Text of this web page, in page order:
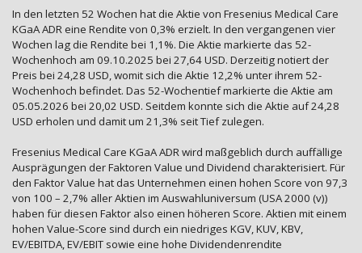
In den letzten 52 Wochen hat die Aktie von Fresenius Medical Care
KGaA ADR eine Rendite von 0,3% erzielt. In den vergangenen vier
Wochen lag die Rendite bei 1,1%. Die Aktie markierte das 52-
Wochenhoch am 09.10.2025 bei 27,64 USD. Derzeitig notiert der
Preis bei 24,28 USD, womit sich die Aktie 12,2% unter ihrem 52-
Wochenhoch befindet. Das 52-Wochentief markierte die Aktie am
05.05.2026 bei 20,02 USD. Seitdem konnte sich die Aktie auf 24,28
USD erholen und damit um 21,3% seit Tief zulegen.
Fresenius Medical Care KGaA ADR wird maßgeblich durch auffällige
Ausprägungen der Faktoren Value und Dividend charakterisiert. Für
den Faktor Value hat das Unternehmen einen hohen Score von 97,3
von 100 – 2,7% aller Aktien im Auswahluniversum (USA 2000 (v))
haben für diesen Faktor also einen höheren Score. Aktien mit einem
hohen Value-Score sind durch ein niedriges KGV, KUV, KBV,
EV/EBITDA, EV/EBIT sowie eine hohe Dividendenrendite